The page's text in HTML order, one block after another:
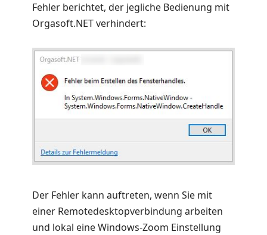
Fehler berichtet, der jegliche Bedienung mit
Orgasoft.NET verhindert:
Der Fehler kann auftreten, wenn Sie mit
einer Remotedesktopverbindung arbeiten
und lokal eine Windows-Zoom Einstellung